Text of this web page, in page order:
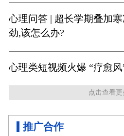
心理问答 | 超长学期叠加
劲,该怎么办?
心理类短视频火爆 “疗愈
点击查看更
推广合作